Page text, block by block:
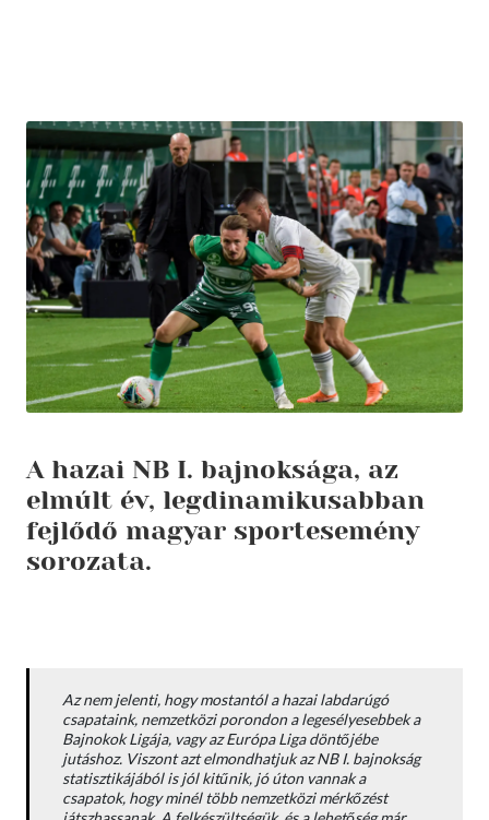
A hazai NB I. bajnoksága, az
elmúlt év, legdinamikusabban
fejlődő magyar sportesemény
sorozata.
Az nem jelenti, hogy mostantól a hazai labdarúgó
csapataink, nemzetközi porondon a legesélyesebbek a
Bajnokok Ligája, vagy az Európa Liga döntőjébe
jutáshoz. Viszont azt elmondhatjuk az NB I. bajnokság
statisztikájából is jól kitűnik, jó úton vannak a
csapatok, hogy minél több nemzetközi mérkőzést